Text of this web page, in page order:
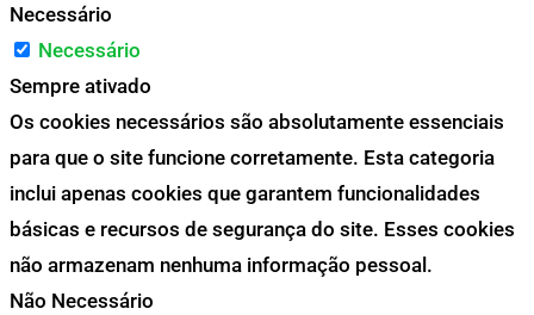
Necessário
Necessário
Sempre ativado
Os cookies necessários são absolutamente essenciais
para que o site funcione corretamente. Esta categoria
inclui apenas cookies que garantem funcionalidades
básicas e recursos de segurança do site. Esses cookies
não armazenam nenhuma informação pessoal.
Não Necessário